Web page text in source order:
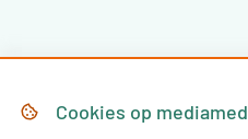
HomeCookies op mediamed